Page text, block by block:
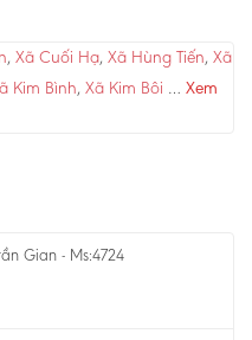
, Xã Cuối Hạ, Xã Hùng Tiến, Xã
Kim Bình, Xã Kim Bôi … Xem
Gian - Ms:4724